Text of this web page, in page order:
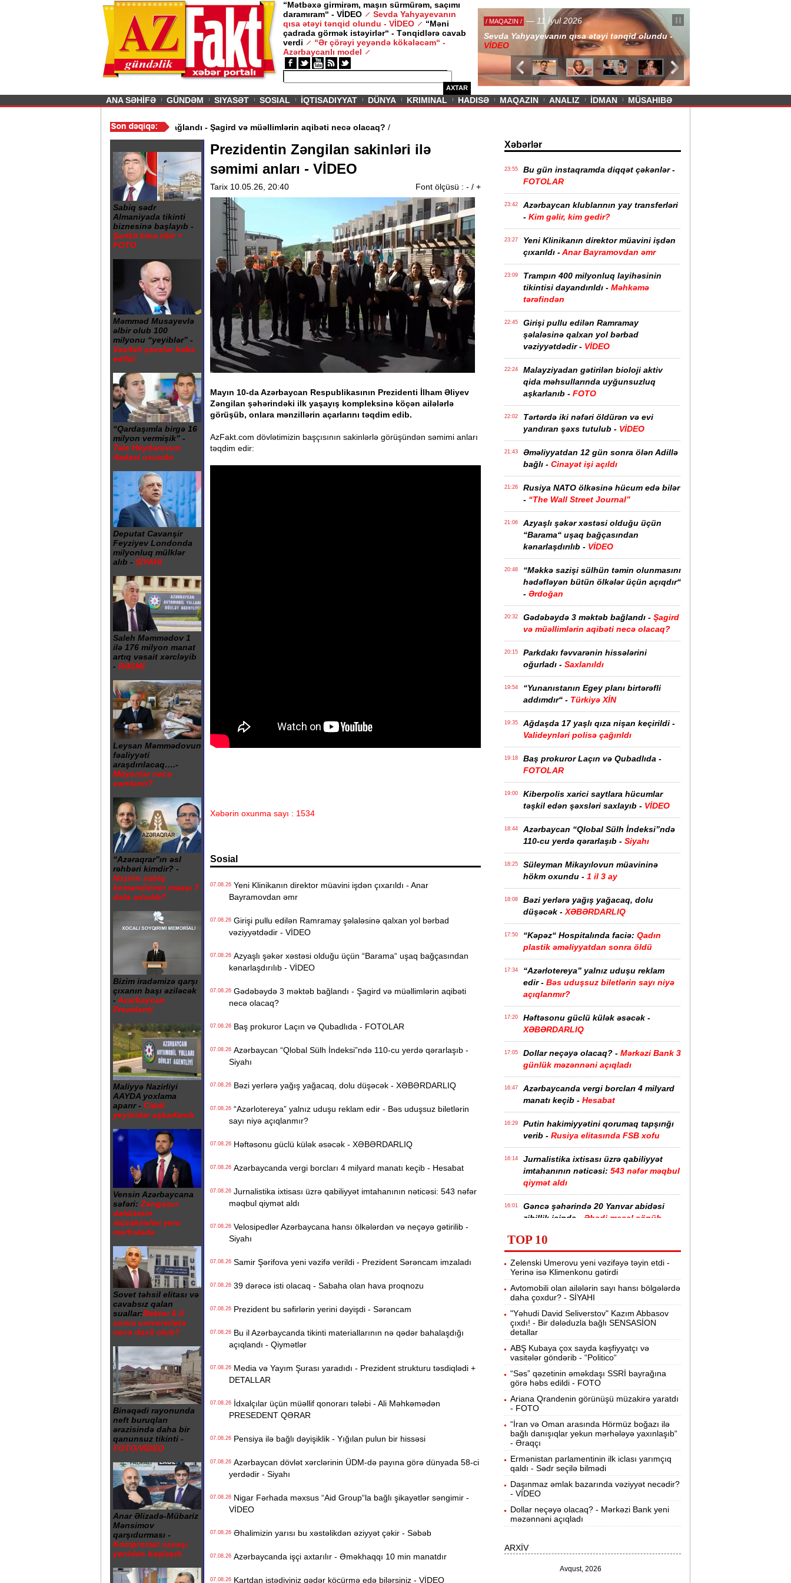
“Mətbəxə girmirəm, maşın sürmürəm, saçımı
daramıram“ - VİDEO
Sevda Yahyayevanın
qısa ətəyi tənqid olundu - VİDEO
“Məni
çadrada görmək istəyirlər“ - Tənqidlərə cavab
verdi
“Ər çörəyi yeyəndə kökələcəm“ -
Azərbaycanlı model
AXTAR
/ MAQAZIN / — 11 İyul 2026
Sevda Yahyayevanın qısa ətəyi tənqid olundu -
VİDEO
Previous
ANA SƏHİFƏ GÜNDƏM SIYASƏT SOSIAL İQTISADIYYAT DÜNYA KRIMINAL HADISƏ MAQAZIN ANALIZ İDMAN MÜSAHIBƏ
/Gədəbəydə 3 məktəb bağlandı - Şagird və müəllimlərin aqibəti necə olacaq?
Sabiq sədr
Almaniyada tikinti
biznesinə başlayıb -
Şərikli bina tikir +
FOTO
Məmməd Musayevlə
əlbir olub 100
milyonu “yeyiblər” -
Vəzifəli şəxslər həbs
edildi
“Qardaşımla birgə 16
milyon vermişik” -
Tale Heydərovun
ifadəsi oxundu
Deputat Cavanşir
Feyziyev Londonda
milyonluq mülklər
alıb - SİYAHI
Saleh Məmmədov 1
ilə 176 milyon manat
artıq vəsait xərcləyib
- RƏSMİ
Leysan Məmmədovun
fəaliyyəti
araşdırılacaq….-
Milyonlar necə
xərclənir?
“Azəraqrar”ın əsl
rəhbəri kimdir? -
Nazirin sabiq
komandirinin maaşı 7
dəfə artırılıb?
Bizim iradəmizə qarşı
çıxanın başı əziləcək
- Azərbaycan
Prezidenti
Maliyyə Nazirliyi
AAYDA yoxlama
aparır - Ciddi
yeyintilər aşkarlanıb
Vensin Azərbaycana
səfəri: Zəngəzur
dəhlizinin
müzakirələri yeni
mərhələdə
Sovet təhsil elitası və
cavabsız qalan
suallar:Rektor 6 il
sonra universitetə
necə daxil olub?
Binəqədi rayonunda
neft buruqları
ərazisində daha bir
qanunsuz tikinti -
FOTO/VİDEO
Anar Əlizadə-Mübariz
Mənsimov
qarşıdurması -
Kompromat savaşı
yenidən başlayıb
Prezidentin Zəngilan sakinləri ilə
səmimi anları - VİDEO
Tarix 10.05.26, 20:40 Font ölçüsü : - / +
Mayın 10-da Azərbaycan Respublikasının Prezidenti İlham Əliyev
Zəngilan şəhərindəki ilk yaşayış kompleksinə köçən ailələrlə
görüşüb, onlara mənzillərin açarlarını təqdim edib.
AzFakt.com dövlətimizin başçısının sakinlərlə görüşündən səmimi anları
təqdim edir:
Xəbərin oxunma sayı : 1534
Sosial
07.08.26Yeni Klinikanın direktor müavini işdən çıxarıldı - Anar
Bayramovdan əmr
07.08.26Girişi pullu edilən Ramramay şəlaləsinə qalxan yol bərbad
vəziyyətdədir - VİDEO
07.08.26Azyaşlı şəkər xəstəsi olduğu üçün “Barama“ uşaq bağçasından
kənarlaşdırılıb - VİDEO
07.08.26Gədəbəydə 3 məktəb bağlandı - Şagird və müəllimlərin aqibəti
necə olacaq?
07.08.26Baş prokuror Laçın və Qubadlıda - FOTOLAR
07.08.26Azərbaycan “Qlobal Sülh İndeksi”ndə 110-cu yerdə qərarlaşıb -
Siyahı
07.08.26Bəzi yerlərə yağış yağacaq, dolu düşəcək - XƏBƏRDARLIQ
07.08.26“Azərlotereya” yalnız uduşu reklam edir - Bəs uduşsuz biletlərin
sayı niyə açıqlanmır?
07.08.26Həftəsonu güclü külək əsəcək - XƏBƏRDARLIQ
07.08.26Azərbaycanda vergi borcları 4 milyard manatı keçib - Hesabat
07.08.26Jurnalistika ixtisası üzrə qabiliyyət imtahanının nəticəsi: 543 nəfər
məqbul qiymət aldı
07.08.26Velosipedlər Azərbaycana hansı ölkələrdən və neçəyə gətirilib -
Siyahı
07.08.26Samir Şərifova yeni vəzifə verildi - Prezident Sərəncam imzaladı
07.08.2639 dərəcə isti olacaq - Sabaha olan hava proqnozu
07.08.26Prezident bu səfirlərin yerini dəyişdi - Sərəncam
07.08.26Bu il Azərbaycanda tikinti materiallarının nə qədər bahalaşdığı
açıqlandı - Qiymətlər
07.08.26Media və Yayım Şurası yaradıdı - Prezident strukturu təsdiqlədi +
DETALLAR
07.08.26İdxalçılar üçün müəllif qonorarı tələbi - Ali Məhkəmədən
PRESEDENT QƏRAR
07.08.26Pensiya ilə bağlı dəyişiklik - Yığılan pulun bir hissəsi
07.08.26Azərbaycan dövlət xərclərinin ÜDM-də payına görə dünyada 58-ci
yerdədir - Siyahı
07.08.26Nigar Fərhada məxsus “Aid Group“la bağlı şikayətlər səngimir -
VİDEO
07.08.26Əhalimizin yarısı bu xəstəlikdən əziyyət çəkir - Səbəb
07.08.26Azərbaycanda işçi axtarılır - Əməkhaqqı 10 min manatdır
07.08.26Kartdan istədiyiniz qədər köçürmə edə bilərsiniz - VİDEO
Xəbərlər
23:55
Bu gün instaqramda diqqət çəkənlər -
FOTOLAR
23:42
Azərbaycan klublarının yay transferləri
- Kim gəlir, kim gedir?
23:27
Yeni Klinikanın direktor müavini işdən
çıxarıldı -Anar Bayramovdan əmr
23:09
Trampın 400 milyonluq layihəsinin
tikintisi dayandırıldı - Məhkəmə
tərəfindən
22:45
Girişi pullu edilən Ramramay
şəlaləsinə qalxan yol bərbad
vəziyyətdədir - VİDEO
22:24
Malayziyadan gətirilən bioloji aktiv
qida məhsullarında uyğunsuzluq
aşkarlanıb - FOTO
22:02
Tərtərdə iki nəfəri öldürən və evi
yandıran şəxs tutulub - VİDEO
21:43
Əməliyyatdan 12 gün sonra ölən Adillə
bağlı - Cinayət işi açıldı
21:26
Rusiya NATO ölkəsinə hücum edə bilər
- “The Wall Street Journal”
21:06
Azyaşlı şəkər xəstəsi olduğu üçün
“Barama“ uşaq bağçasından
kənarlaşdırılıb - VİDEO
20:48
“Məkkə sazişi sülhün təmin olunmasını
hədəfləyən bütün ölkələr üçün açıqdır“
- Ərdoğan
20:32 Gədəbəydə 3 məktəb bağlandı - Şagird
və müəllimlərin aqibəti necə olacaq?
20:15
Parkdakı fəvvarənin hissələrini
oğurladı - Saxlanıldı
19:54
“Yunanıstanın Egey planı birtərəfli
addımdır“ - Türkiyə XİN
19:35
Ağdaşda 17 yaşlı qıza nişan keçirildi -
Valideynləri polisə çağırıldı
19:18
Baş prokuror Laçın və Qubadlıda -
FOTOLAR
19:00
Kiberpolis xarici saytlara hücumlar
təşkil edən şəxsləri saxlayıb - VİDEO
18:44
Azərbaycan “Qlobal Sülh İndeksi”ndə
110-cu yerdə qərarlaşıb - Siyahı
18:25
Süleyman Mikayılovun müavininə
hökm oxundu - 1 il 3 ay
18:08
Bəzi yerlərə yağış yağacaq, dolu
düşəcək - XƏBƏRDARLIQ
17:50 “Kəpəz“ Hospitalında faciə: Qadın
plastik əməliyyatdan sonra öldü
17:34
“Azərlotereya” yalnız uduşu reklam
edir - Bəs uduşsuz biletlərin sayı niyə
açıqlanmır?
17:20
Həftəsonu güclü külək əsəcək -
XƏBƏRDARLIQ
17:05 Dollar neçəyə olacaq? - Mərkəzi Bank 3
günlük məzənnəni açıqladı
16:47
Azərbaycanda vergi borcları 4 milyard
manatı keçib - Hesabat
16:29
Putin hakimiyyətini qorumaq tapşırığı
verib - Rusiya elitasında FSB xofu
16:14
Jurnalistika ixtisası üzrə qabiliyyət
imtahanının nəticəsi: 543 nəfər məqbul
qiymət aldı
16:01
Gəncə şəhərində 20 Yanvar abidəsi
zibillik içində - Əbədi məşəl sönüb
15:45
Pakistan, Səudiyyə Ərəbistanı və
Türkiyə saziş imzalayıb -Birgə müdafiə
haqqında
15:28
“Tarqovı”dakı yanğın məhdudlaşdırıldı
-VİDEOLAR
15:13
Velosipedlər Azərbaycana hansı
ölkələrdən və neçəyə gətirilib -
14:59
Pərvin Abıyeva son görünüşü diqqət
çəkdi - FOTOLAR
14:43
Bakıda 70 min manatlıq naqil
oğurlayan şəxs tutuldu -VİDEO
14:26
Samir Şərifova yeni vəzifə verildi -
Prezident Sərəncam imzaladı
14:11 Tovuzda qadın qətlə yetirildi -Şübhəli
qardaşı oğludur
13:56 39 dərəcə isti olacaq -Sabaha olan
hava proqnozu
13:40
Prezident bu səfirlərin yerini dəyişdi -
TOP 10
Zelenski Umerovu yeni vəzifəyə təyin etdi -
Yerinə isə Klimenkonu gətirdi
Avtomobili olan ailələrin sayı hansı bölgələrdə
daha çoxdur? - SİYAHI
"Yəhudi David Seliverstov" Kazım Abbasov
çıxdı! - Bir dələduzla bağlı SENSASİON
detallar
ABŞ Kubaya çox sayda kəşfiyyatçı və
vasitələr göndərib - “Politico“
“Səs” qəzetinin əməkdaşı SSRİ bayrağına
görə həbs edildi - FOTO
Ariana Qrandenin görünüşü müzakirə yaratdı
- FOTO
“İran və Oman arasında Hörmüz boğazı ilə
bağlı danışıqlar yekun mərhələyə yaxınlaşıb“
- Əraqçı
Ermənistan parlamentinin ilk iclası yarımçıq
qaldı - Sədr seçilə bilmədi
Daşınmaz əmlak bazarında vəziyyət necədir?
- VİDEO
Dollar neçəyə olacaq? - Mərkəzi Bank yeni
məzənnəni açıqladı
ARXİV
Avqust, 2026